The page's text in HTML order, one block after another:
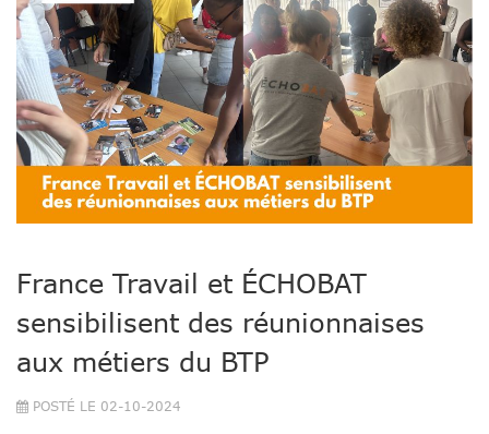
France Travail et ÉCHOBAT
sensibilisent des réunionnaises
aux métiers du BTP
POSTÉ LE 02-10-2024